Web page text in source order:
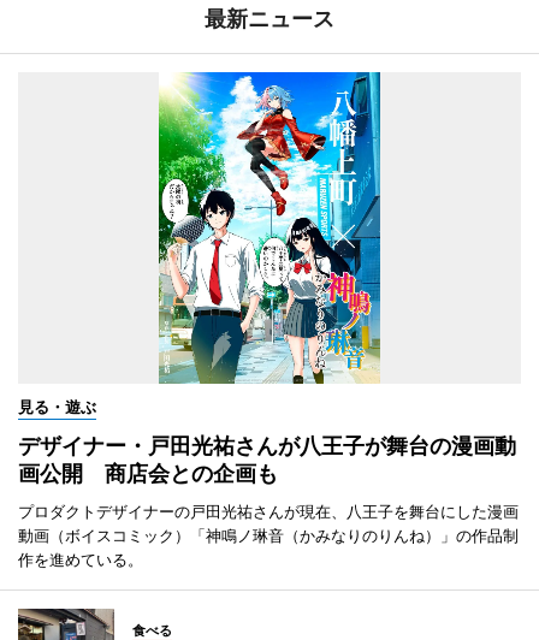
最新ニュース
見る・遊ぶ
デザイナー・戸田光祐さんが八王子が舞台の漫画動
画公開 商店会との企画も
プロダクトデザイナーの戸田光祐さんが現在、八王子を舞台にした漫画
動画（ボイスコミック）「神鳴ノ琳音（かみなりのりんね）」の作品制
作を進めている。
食べる